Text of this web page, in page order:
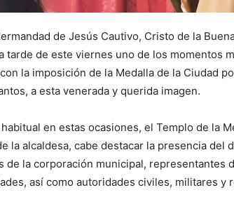
de Jesús Cautivo, Cristo de la
tarde de este viernes uno de los momentos
la imposición de la Medalla de la Ciudad
a esta venerada y querida imagen.
en estas ocasiones, el Templo de la
la alcaldesa, cabe destacar la presencia del
de la corporación municipal, representantes
así como autoridades civiles, militares y